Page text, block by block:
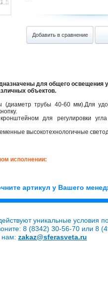
Добавить в сравнение
для общего освещения
объектов.
трубы 40-60 мм).Для
для регулировки
высокотехнологичные
исполнении:
артикул у Вашего
уникальные условия
8 (8342) 30-56-70 или 8
нам: zakaz@sferasveta.ru